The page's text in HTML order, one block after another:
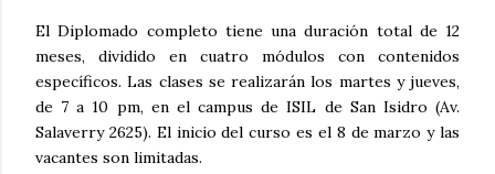
El Diplomado completo tiene una duración total de 12
meses, dividido en cuatro módulos con contenidos
específicos. Las clases se realizarán los martes y jueves,
de 7 a 10 pm, en el campus de ISIL de San Isidro (Av.
Salaverry 2625). El inicio del curso es el 8 de marzo y las
vacantes son limitadas.